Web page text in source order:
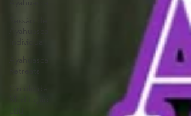
Ayahuasca
Individual
Ayahuasca